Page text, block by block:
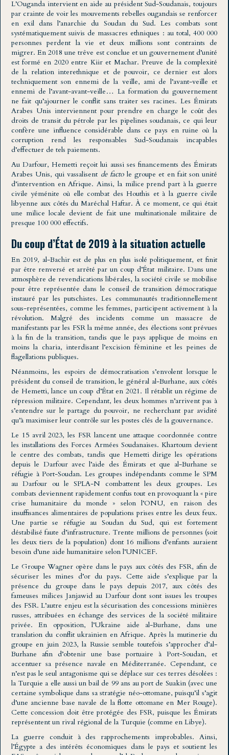
L’Ouganda intervient en aide au président Sud-Soudanais, toujours
par crainte de voir les mouvements rebelles ougandais se renforcer
en exil dans l’anarchie du Soudan du Sud. Les combats sont
systématiquement suivis de massacres ethniques : au total, 400 000
personnes perdent la vie et deux millions sont contraints de
migrer. En 2018 une trêve est conclue et un gouvernement d’unité
est formé en 2020 entre Kiir et Machar. Preuve de la complexité
de la relation interethnique et de pouvoir, ce dernier est alors
techniquement son ennemi de la veille, ami de l’avant-veille et
ennemi de l’avant-avant-veille… La formation du gouvernement
ne fait qu’ajourner le conflit sans traiter ses racines. Les Émirats
Arabes Unis interviennent pour prendre en charge le coût des
droits de transit du pétrole par les pipelines soudanais, ce qui leur
confère une influence considérable dans ce pays en ruine où la
corruption rend les responsables Sud-Soudanais incapables
d’effectuer de tels paiements.
Au Darfour, Hemetti reçoit lui aussi ses financements des Émirats
Arabes Unis, qui vassalisent de factole groupe et en fait son unité
d’intervention en Afrique. Ainsi, la milice prend part à la guerre
civile yéménite où elle combat des Houthis et à la guerre civile
libyenne aux côtés du Maréchal Haftar. À ce moment, ce qui était
une milice locale devient de fait une multinationale militaire de
presque 100 000 effectifs.
Du coup d’État de 2019 à la situation actuelle
En 2019, al-Bachir est de plus en plus isolé politiquement, et finit
par être renversé et arrêté par un coup d’État militaire. Dans une
atmosphère de revendications libérales, la société civile se mobilise
pour être représentée dans le conseil de transition démocratique
instauré par les putschistes. Les communautés traditionnellement
sous-représentées, comme les femmes, participent activement à la
révolution. Malgré des incidents comme un massacre de
manifestants par les FSR la même année, des élections sont prévues
à la fin de la transition, tandis que le pays applique de moins en
moins la charia, interdisant l’excision féminine et les peines de
flagellations publiques.
Néanmoins, les espoirs de démocratisation s’envolent lorsque le
président du conseil de transition, le général al-Burhane, aux côtés
de Hemetti, lance un coup d’État en 2021. Il rétablit un régime de
répression militaire. Cependant, les deux hommes n’arrivent pas à
s’entendre sur le partage du pouvoir, ne recherchant par avidité
qu’à maximiser leur contrôle sur les postes clés de la gouvernance.
Le 15 avril 2023, les FSR lancent une attaque coordonnée contre
les installations des Forces Armées Soudanaises. Khartoum devient
le centre des combats, tandis que Hemetti dirige les opérations
depuis le Darfour avec l’aide des Émirats et que al-Burhane se
réfugie à Port-Soudan. Les groupes indépendants comme le SPM
au Darfour ou le SPLA-N combattent les deux groupes. Les
combats deviennent rapidement confus tout en provoquant la « pire
crise humanitaire du monde » selon l’ONU, en raison des
insuffisances alimentaires de populations prises entre les deux feux.
Une partie se réfugie au Soudan du Sud, qui est fortement
déstabilisé faute d’infrastructure. Trente millions de personnes (soit
les deux tiers de la population) dont 16 millions d’enfants auraient
besoin d’une aide humanitaire selon l’UNICEF.
Le Groupe Wagner opère dans le pays aux côtés des FSR, afin de
sécuriser les mines d’or du pays. Cette aide s’explique par la
présence du groupe dans le pays depuis 2017, aux côtés des
fameuses milices Janjawid au Darfour dont sont issues les troupes
des FSR. L’autre enjeu est la sécurisation des concessions minières
russes, attribuées en échange des services de la société militaire
privée. En opposition, l’Ukraine aide al-Burhane, dans une
translation du conflit ukrainien en Afrique. Après la mutinerie du
groupe en juin 2023, la Russie semble toutefois s’approcher d’al-
Burhane afin d’obtenir une base portuaire à Port-Soudan, et
accentuer sa présence navale en Méditerranée. Cependant, ce
n’est pas le seul antagonisme qui se déplace sur ces terres désolées :
la Turquie a elle aussi un bail de 99 ans au port de Suakin (avec une
certaine symbolique dans sa stratégie néo-ottomane, puisqu’il s’agit
d’une ancienne base navale de la flotte ottomane en Mer Rouge).
Cette concession doit être protégée des FSR, puisque les Émirats
représentent un rival régional de la Turquie (comme en Libye).
La guerre conduit à des rapprochements improbables. Ainsi,
l’Égypte a des intérêts économiques dans le pays et soutient les